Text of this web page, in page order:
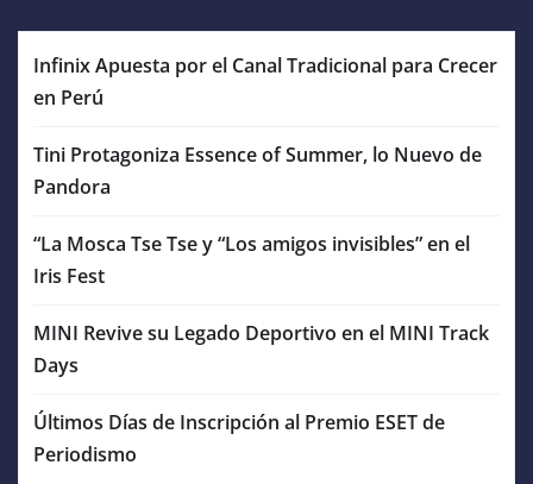
Infinix Apuesta por el Canal Tradicional para Crecer
en Perú
Tini Protagoniza Essence of Summer, lo Nuevo de
Pandora
“La Mosca Tse Tse y “Los amigos invisibles” en el
Iris Fest
MINI Revive su Legado Deportivo en el MINI Track
Days
Últimos Días de Inscripción al Premio ESET de
Periodismo